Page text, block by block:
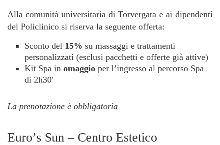
Alla comunità universitaria di Torvergata e ai dipendenti
del Policlinico si riserva la seguente offerta:
Sconto del 15% su massaggi e trattamenti
personalizzati (esclusi pacchetti e offerte già attive)
Kit Spa in omaggio per l’ingresso al percorso Spa
di 2h30′
La prenotazione è obbligatoria
Euro’s Sun – Centro Estetico